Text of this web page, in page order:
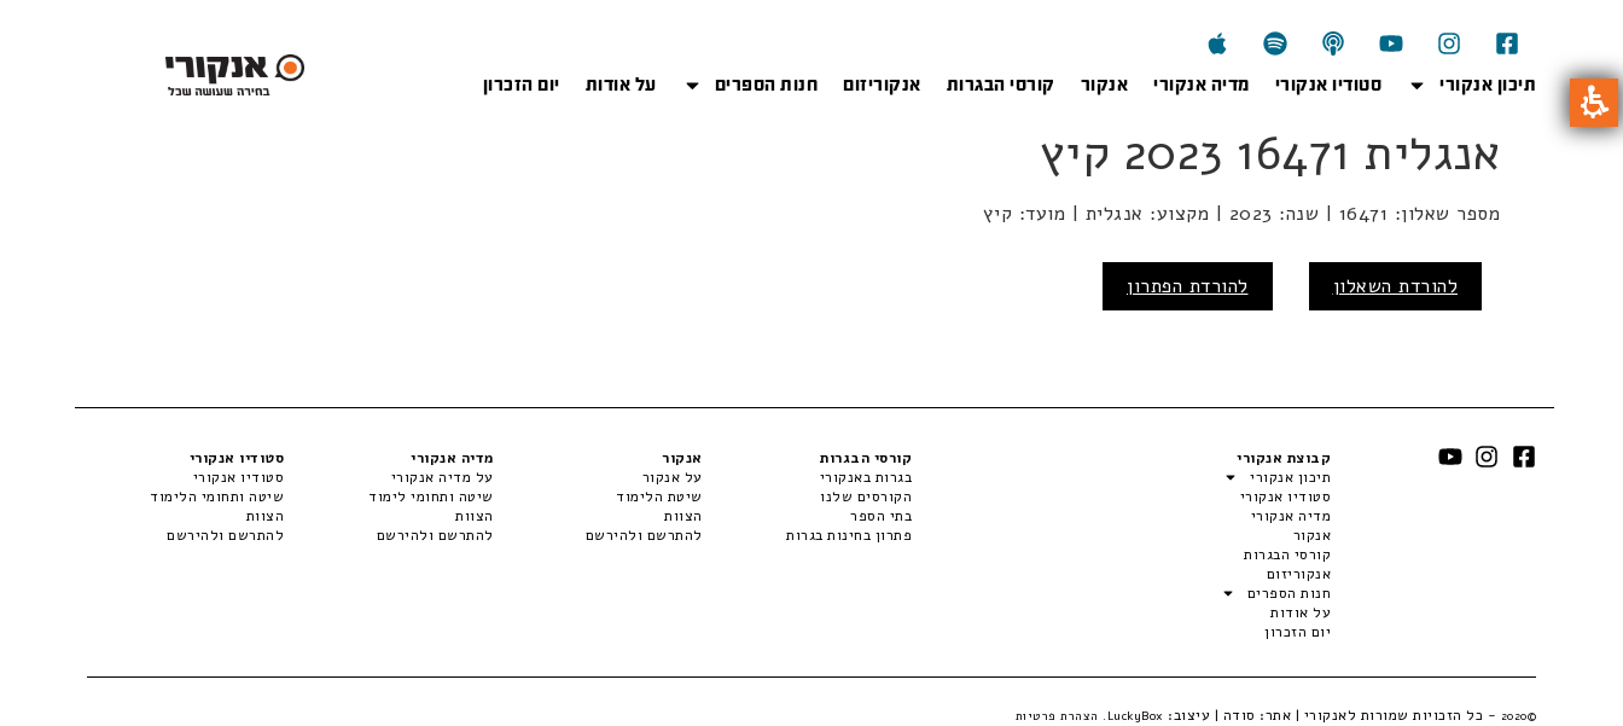
תיכון אנקורי סטודיו אנקורי מדיה אנקורי אנקור קורסי הבגרות אנקוריזום חנות הספרים על אודות יום הזכרון
אנגלית 16471 2023 קיץ
מספר שאלון: 16471 | שנה: 2023 | מקצוע: אנגלית | מועד: קיץ
להורדת השאלון להורדת הפתרון
קבוצת אנקורי
תיכון אנקורי
סטודיו אנקורי
מדיה אנקורי
אנקור
קורסי הבגרות
אנקוריזום
חנות הספרים
על אודות
יום הזכרון
קורסי הבגרות
בגרות באנקורי
הקורסים שלנו
בתי הספר
פתרון בחינות בגרות
אנקור
על אנקור
שיטת הלימוד
הצוות
להתרשם ולהירשם
מדיה אנקורי
על מדיה אנקורי
שיטה ותחומי לימוד
הצוות
להתרשם ולהירשם
סטודיו אנקורי
סטודיו אנקורי
שיטה ותחומי הלימוד
הצוות
להתרשם ולהירשם
©2020 - כל הזכויות שמורות לאנקורי | אתר: סודה | עיצוב: LuckyBox. הצהרת פרטיות